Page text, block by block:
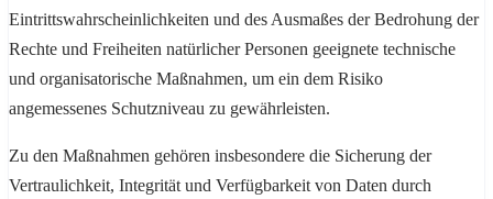
Eintrittswahrscheinlichkeiten und des Ausmaßes der Bedrohung der
Rechte und Freiheiten natürlicher Personen geeignete technische
und organisatorische Maßnahmen, um ein dem Risiko
angemessenes Schutzniveau zu gewährleisten.
Zu den Maßnahmen gehören insbesondere die Sicherung der
Vertraulichkeit, Integrität und Verfügbarkeit von Daten durch